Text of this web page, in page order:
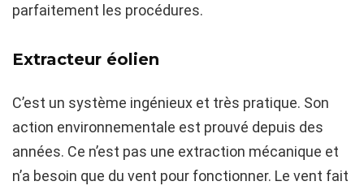
parfaitement les procédures.
Extracteur éolien
C’est un système ingénieux et très pratique. Son
action environnementale est prouvé depuis des
années. Ce n’est pas une extraction mécanique et
n’a besoin que du vent pour fonctionner. Le vent fait